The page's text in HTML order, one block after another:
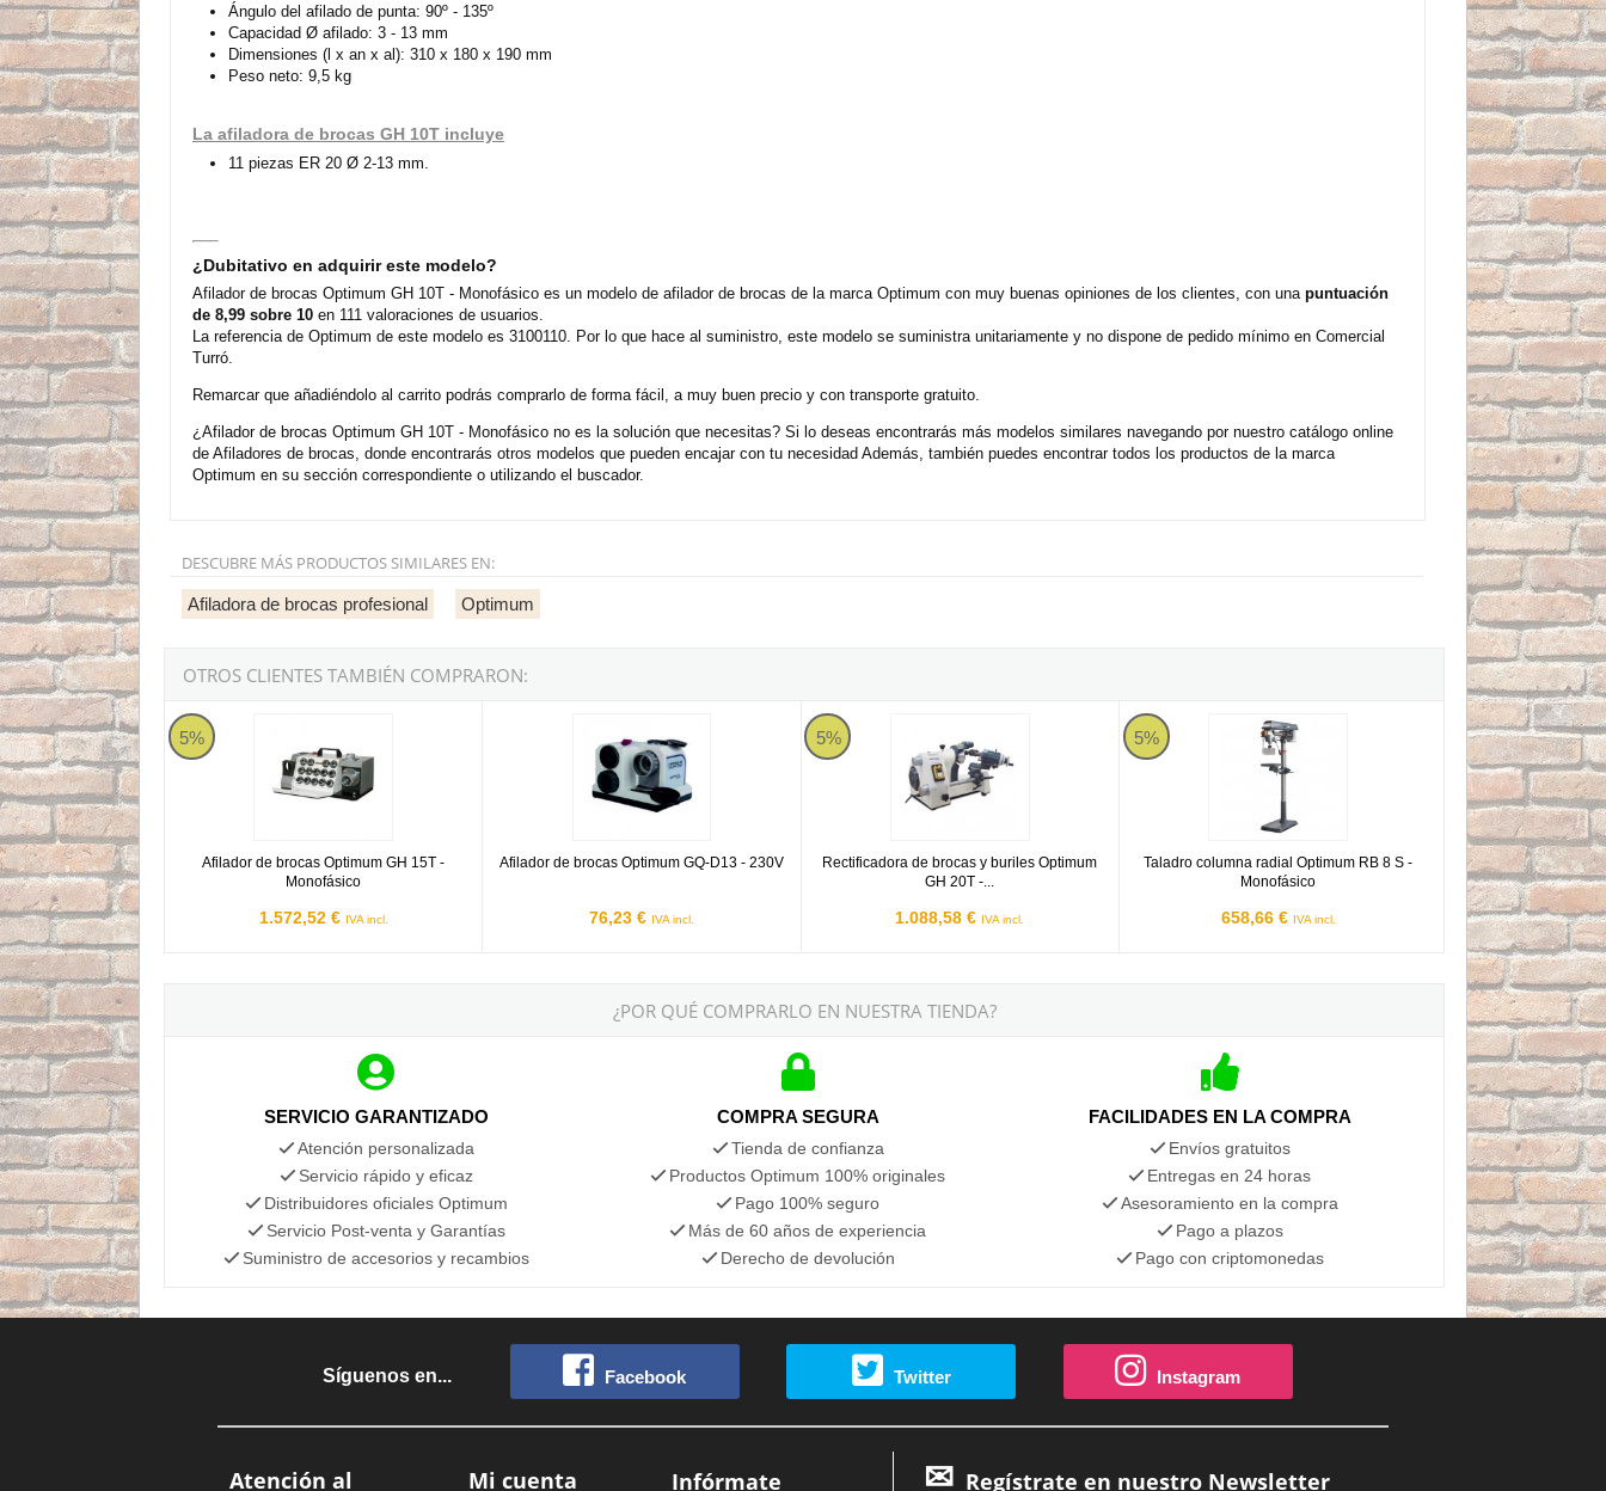
Ángulo del afilado de punta: 90º - 135º
Capacidad Ø afilado: 3 - 13 mm
Dimensiones (l x an x al): 310 x 180 x 190 mm
Peso neto: 9,5 kg
La afiladora de brocas GH 10T incluye
11 piezas ER 20 Ø 2-13 mm.
¿Dubitativo en adquirir este modelo?
Afilador de brocas Optimum GH 10T - Monofásico es un modelo de afilador de brocas de la marca Optimum con muy buenas opiniones de los clientes, con una puntuación
de 8,99 sobre 10 en 111 valoraciones de usuarios.
La referencia de Optimum de este modelo es 3100110. Por lo que hace al suministro, este modelo se suministra unitariamente y no dispone de pedido mínimo en Comercial
Turró.
Remarcar que añadiéndolo al carrito podrás comprarlo de forma fácil, a muy buen precio y con transporte gratuito.
¿Afilador de brocas Optimum GH 10T - Monofásico no es la solución que necesitas? Si lo deseas encontrarás más modelos similares navegando por nuestro catálogo online
de Afiladores de brocas, donde encontrarás otros modelos que pueden encajar con tu necesidad Además, también puedes encontrar todos los productos de la marca
Optimum en su sección correspondiente o utilizando el buscador.
DESCUBRE MÁS PRODUCTOS SIMILARES EN:
Afiladora de brocas profesional Optimum
OTROS CLIENTES TAMBIÉN COMPRARON:
5%
Afilador de brocas Optimum GH 15T -
Monofásico
1.572,52 € IVA incl.
Afilador de brocas Optimum GH 15T - Monofásico
Afilador de brocas Optimum GQ-D13 - 230V
76,23 € IVA incl.
Afilador de brocas Optimum GQ-D13 - 230V
5%
Rectificadora de brocas y buriles Optimum
GH 20T -...
1.088,58 € IVA incl.
Rectificadora de brocas y buriles Optimum GH 20T - Trifásico
5%
Taladro columna radial Optimum RB 8 S -
Monofásico
658,66 € IVA incl.
Optimum RB 8 S
¿POR QUÉ COMPRARLO EN NUESTRA TIENDA?
SERVICIO GARANTIZADO
Atención personalizada
Servicio rápido y eficaz
Distribuidores oficiales Optimum
Servicio Post-venta y Garantías
Suministro de accesorios y recambios
COMPRA SEGURA
Tienda de confianza
Productos Optimum 100% originales
Pago 100% seguro
Más de 60 años de experiencia
Derecho de devolución
FACILIDADES EN LA COMPRA
Envíos gratuitos
Entregas en 24 horas
Asesoramiento en la compra
Pago a plazos
Pago con criptomonedas
Síguenos en... Facebook Twitter Instagram
Atención al Mi cuenta Infórmate Regístrate en nuestro Newsletter